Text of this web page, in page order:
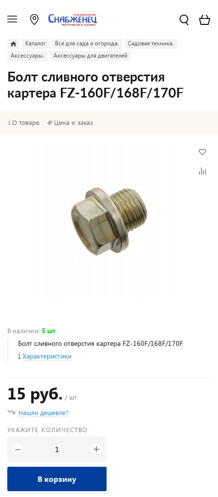
Каталог Все для сада и огорода.
Садовая техника.
Аксессуары.
Аксессуары для двигателей
Болт сливного отверстия
картера FZ-160F/168F/170F
О товаре Цена и заказ
В наличии: 5 шт
Болт сливного отверстия картера FZ-160F/168F/170F
Характеристики
15 руб. / шт
Нашли дешевле?
УКАЖИТЕ КОЛИЧЕСТВО
− +
В корзину